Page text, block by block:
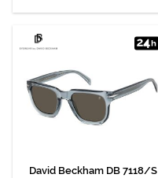
David Beckham DB 7118/S